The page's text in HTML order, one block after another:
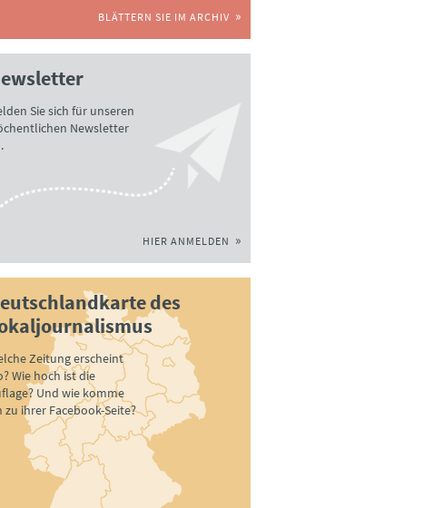
BLÄTTERN SIE IM ARCHIV
Sie sich für unseren
Newsletter
HIER ANMELDEN
des
Zeitung erscheint
Wie hoch ist die
Und wie komme
zu ihrer Facebook-Seite?